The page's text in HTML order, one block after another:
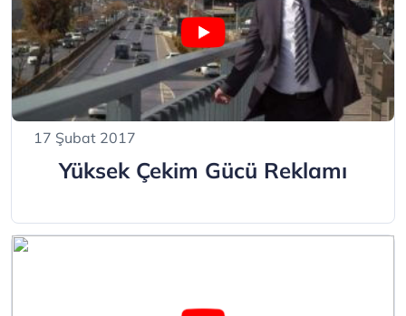
17 Şubat 2017
Yüksek Çekim Gücü Reklamı